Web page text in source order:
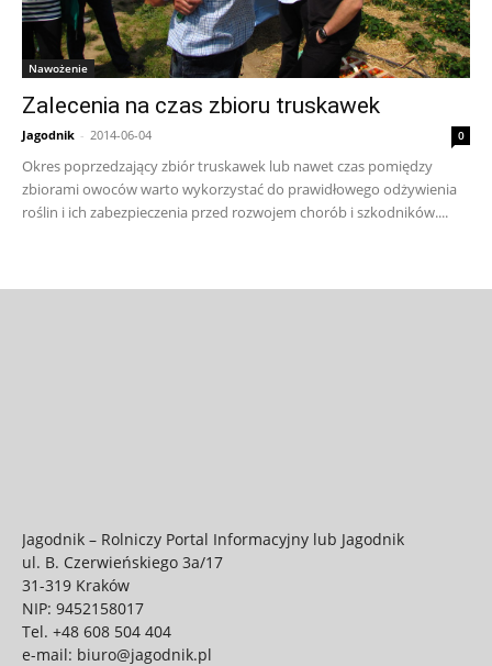
Nawożenie
Zalecenia na czas zbioru truskawek
Jagodnik - 2014-06-04 0
Okres poprzedzający zbiór truskawek lub nawet czas pomiędzy
zbiorami owoców warto wykorzystać do prawidłowego odżywienia
roślin i ich zabezpieczenia przed rozwojem chorób i szkodników....
Jagodnik – Rolniczy Portal Informacyjny lub Jagodnik
ul. B. Czerwieńskiego 3a/17
31-319 Kraków
NIP: 9452158017
Tel. +48 608 504 404
e-mail: biuro@jagodnik.pl